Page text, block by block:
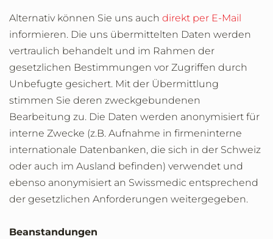
Alternativ können Sie uns auch direkt per E-Mail
informieren. Die uns übermittelten Daten werden
vertraulich behandelt und im Rahmen der
gesetzlichen Bestimmungen vor Zugriffen durch
Unbefugte gesichert. Mit der Übermittlung
stimmen Sie deren zweckgebundenen
Bearbeitung zu. Die Daten werden anonymisiert für
interne Zwecke (z.B. Aufnahme in firmeninterne
internationale Datenbanken, die sich in der Schweiz
oder auch im Ausland befinden) verwendet und
ebenso anonymisiert an Swissmedic entsprechend
der gesetzlichen Anforderungen weitergegeben.
Beanstandungen